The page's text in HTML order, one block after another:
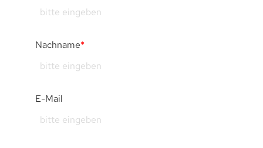
Nachname*
E-Mail